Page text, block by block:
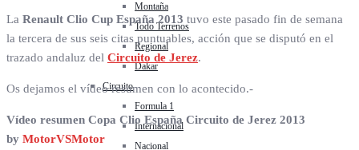
Montaña
Todo Terrenos
Regional
Dakar
Circuito
Formula 1
Internacional
Nacional
La Renault Clio Cup España 2013 tuvo este pasado fin de semana
la tercera de sus seis citas puntuables, acción que se disputó en el
trazado andaluz del Circuito de Jerez.
Os dejamos el vídeo resumen con lo acontecido.-
Vídeo resumen Copa Clio España Circuito de Jerez 2013
by MotorVSMotor